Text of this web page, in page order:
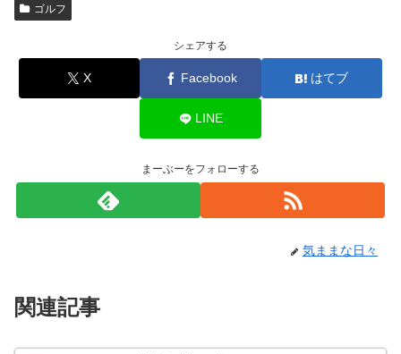
ゴルフ
シェアする
X Facebook はてブ
LINE
まーぶーをフォローする
気ままな日々
関連記事